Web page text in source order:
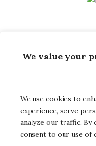
We value your
We use cookies to
experience, serve
analyze our traffic. By
consent to our use of
E-mail:
Tel:+421 904 814 881
IBAN: SK21 7500 0000